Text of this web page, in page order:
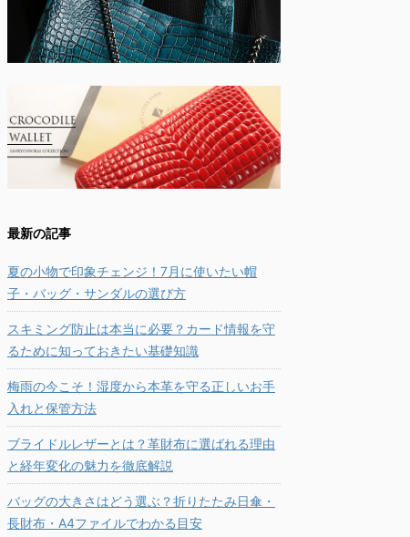
最新の記事
夏の小物で印象チェンジ！7月に使いたい帽
子・バッグ・サンダルの選び方
スキミング防止は本当に必要？カード情報を守
るために知っておきたい基礎知識
梅雨の今こそ！湿度から本革を守る正しいお手
入れと保管方法
ブライドルレザーとは？革財布に選ばれる理由
と経年変化の魅力を徹底解説
バッグの大きさはどう選ぶ？折りたたみ日傘・
長財布・A4ファイルでわかる目安